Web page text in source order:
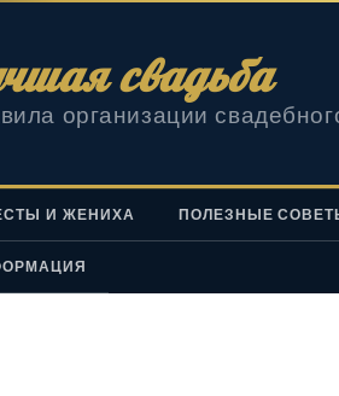
свадьба
организации
И ЖЕНИХА ПОЛЕЗНЫЕ